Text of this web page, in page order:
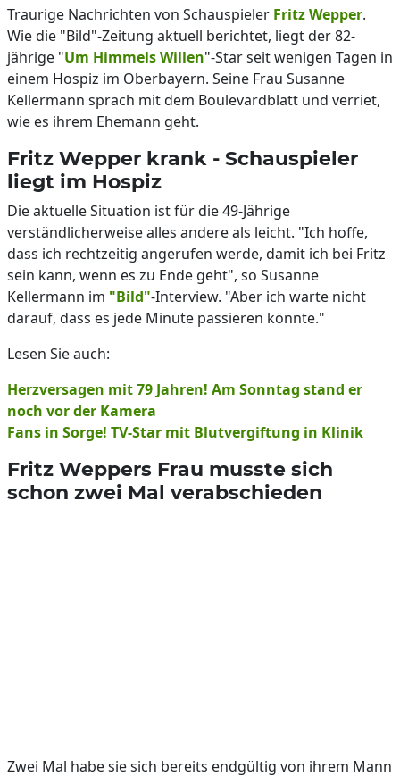
Traurige Nachrichten von Schauspieler Fritz Wepper.
Wie die "Bild"-Zeitung aktuell berichtet, liegt der 82-
jährige "Um Himmels Willen"-Star seit wenigen Tagen in
einem Hospiz im Oberbayern. Seine Frau Susanne
Kellermann sprach mit dem Boulevardblatt und verriet,
wie es ihrem Ehemann geht.
Fritz Wepper krank - Schauspieler
liegt im Hospiz
Die aktuelle Situation ist für die 49-Jährige
verständlicherweise alles andere als leicht. "Ich hoffe,
dass ich rechtzeitig angerufen werde, damit ich bei Fritz
sein kann, wenn es zu Ende geht", so Susanne
Kellermann im "Bild"-Interview. "Aber ich warte nicht
darauf, dass es jede Minute passieren könnte."
Lesen Sie auch:
Herzversagen mit 79 Jahren! Am Sonntag stand er
noch vor der Kamera
Fans in Sorge! TV-Star mit Blutvergiftung in Klinik
Fritz Weppers Frau musste sich
schon zwei Mal verabschieden
Zwei Mal habe sie sich bereits endgültig von ihrem Mann